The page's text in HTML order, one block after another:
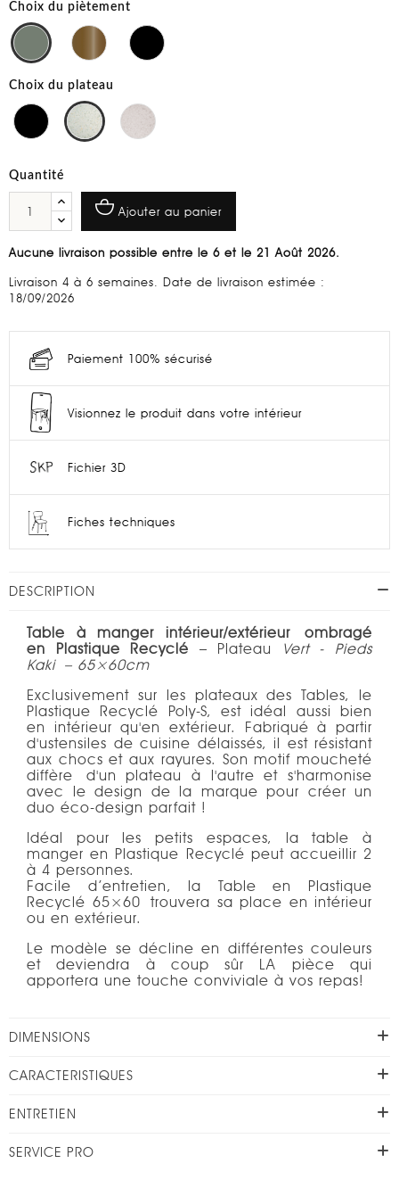
Choix du piètement
Choix du plateau
Quantité
Ajouter au panier
Aucune livraison possible entre le 6 et le 21 Août 2026.
Livraison 4 à 6 semaines. Date de livraison estimée :
18/09/2026
Paiement 100% sécurisé
Visionnez le produit dans votre intérieur
Fichier 3D
Fiches techniques
DESCRIPTION
Table à manger intérieur/extérieur ombragé
en Plastique Recyclé – Plateau
Vert - Pieds
Kaki – 65×60cm
Exclusivement sur les plateaux des Tables, le
Plastique Recyclé Poly-S, est idéal aussi bien
en intérieur qu'en extérieur. Fabriqué à partir
d'ustensiles de cuisine délaissés, il est résistant
aux chocs et aux rayures. Son motif moucheté
diffère d'un plateau à l'autre et s'harmonise
avec le design de la marque pour créer un
duo éco-design parfait !
Idéal pour les petits espaces, la table à
manger en Plastique Recyclé peut accueillir 2
à 4 personnes.
Facile d’entretien, la Table en Plastique
Recyclé 65×60 trouvera sa place en intérieur
ou en extérieur.
Le modèle se décline en différentes couleurs
et deviendra à coup sûr LA pièce qui
apportera une touche conviviale à vos repas!
DIMENSIONS
CARACTERISTIQUES
ENTRETIEN
SERVICE PRO